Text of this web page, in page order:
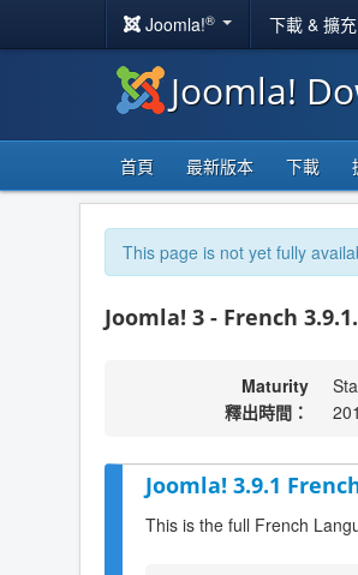
Joomla!® 下載 & 擴充
Joomla!
首頁 最新版本 下載
This page is not yet fully
Joomla! 3 - French
Maturity
釋出時間：
Joomla! 3.9.1
This is the full French